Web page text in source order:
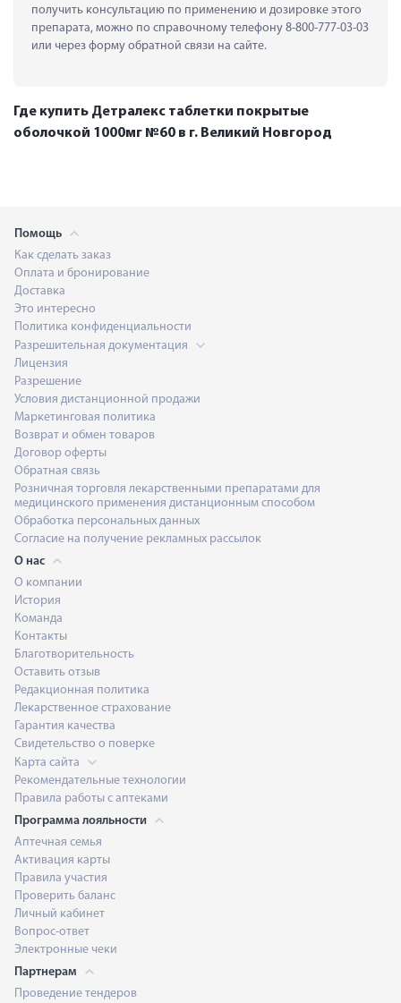
получить консультацию по применению и дозировке этого
препарата, можно по справочному телефону 8-800-777-03-03
или через форму обратной связи на сайте.
Где купить Детралекс таблетки покрытые
оболочкой 1000мг №60 в г. Великий Новгород
Помощь
Как сделать заказ
Оплата и бронирование
Доставка
Это интересно
Политика конфиденциальности
Разрешительная документация
Лицензия
Разрешение
Условия дистанционной продажи
Маркетинговая политика
Возврат и обмен товаров
Договор оферты
Обратная связь
Розничная торговля лекарственными препаратами для
медицинского применения дистанционным способом
Обработка персональных данных
Согласие на получение рекламных рассылок
О нас
О компании
История
Команда
Контакты
Благотворительность
Оставить отзыв
Редакционная политика
Лекарственное страхование
Гарантия качества
Свидетельство о поверке
Карта сайта
Рекомендательные технологии
Правила работы с аптеками
Программа лояльности
Аптечная семья
Активация карты
Правила участия
Проверить баланс
Личный кабинет
Вопрос-ответ
Электронные чеки
Партнерам
Проведение тендеров